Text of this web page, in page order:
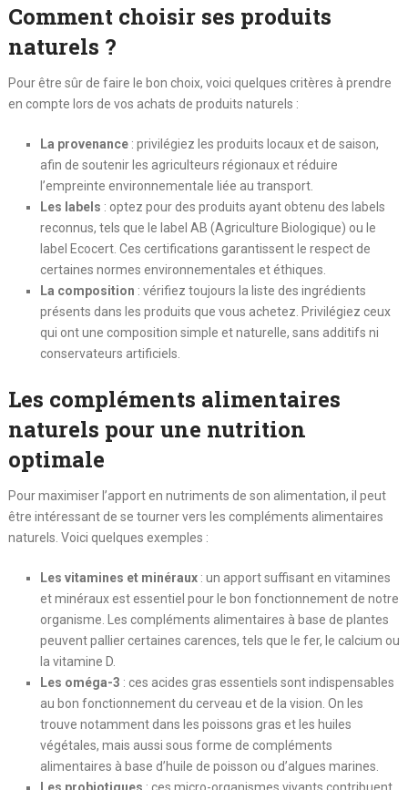
Comment choisir ses produits
naturels ?
Pour être sûr de faire le bon choix, voici quelques critères à prendre
en compte lors de vos achats de produits naturels :
La provenance: privilégiez les produits locaux et de saison,
afin de soutenir les agriculteurs régionaux et réduire
l’empreinte environnementale liée au transport.
Les labels : optez pour des produits ayant obtenu des labels
reconnus, tels que le label AB (Agriculture Biologique) ou le
label Ecocert. Ces certifications garantissent le respect de
certaines normes environnementales et éthiques.
La composition : vérifiez toujours la liste des ingrédients
présents dans les produits que vous achetez. Privilégiez ceux
qui ont une composition simple et naturelle, sans additifs ni
conservateurs artificiels.
Les compléments alimentaires
naturels pour une nutrition
optimale
Pour maximiser l’apport en nutriments de son alimentation, il peut
être intéressant de se tourner vers les compléments alimentaires
naturels. Voici quelques exemples :
Les vitamines et minéraux: un apport suffisant en vitamines
et minéraux est essentiel pour le bon fonctionnement de notre
organisme. Les compléments alimentaires à base de plantes
peuvent pallier certaines carences, tels que le fer, le calcium ou
la vitamine D.
Les oméga-3 : ces acides gras essentiels sont indispensables
au bon fonctionnement du cerveau et de la vision. On les
trouve notamment dans les poissons gras et les huiles
végétales, mais aussi sous forme de compléments
alimentaires à base d’huile de poisson ou d’algues marines.